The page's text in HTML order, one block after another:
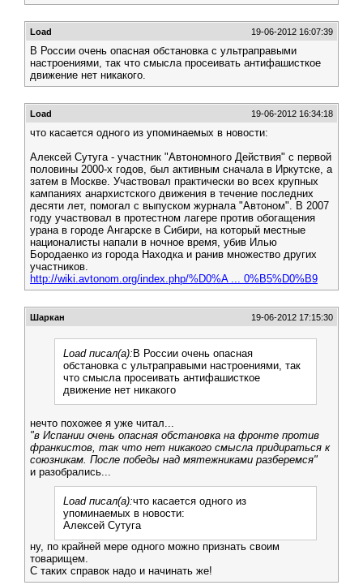
Load 19-06-2012 16:07:39
В России очень опасная обстановка с ультраправыми
настроениями, так что смысла просеивать антифашисткое
движение нет никакого.
Load 19-06-2012 16:34:18
что касается одного из упоминаемых в новости:
Алексей Сутуга - участник "Автономного Действия" с первой
половины 2000-х годов, был активным сначала в Иркутске, а
затем в Москве. Участвовал практически во всех крупных
кампаниях анархистского движения в течение последних
десяти лет, помогал с выпуском журнала "Автоном". В 2007
году участвовал в протестном лагере против обогащения
урана в городе Ангарске в Сибири, на который местные
националисты напали в ночное время, убив Илью
Бородаенко из города Находка и ранив множество других
участников.
http://wiki.avtonom.org/index.php/%D0%A ... 0%B5%D0%B9
Шаркан 19-06-2012 17:15:30
Load писал(а): В России очень опасная
обстановка с ультраправыми настроениями, так
что смысла просеивать антифашисткое
движение нет никакого
нечто похожее я уже читал...
"в Испании очень опасная обстановка на фронте против
франкистов, так что нет никакого смысла придираться к
союзникам. После победы над мятежниками разберемся"
и разобрались...
Load писал(а):что касается одного из
упоминаемых в новости:
Алексей Сутуга
ну, по крайней мере одного можно признать своим
товарищем.
С таких справок надо и начинать же!